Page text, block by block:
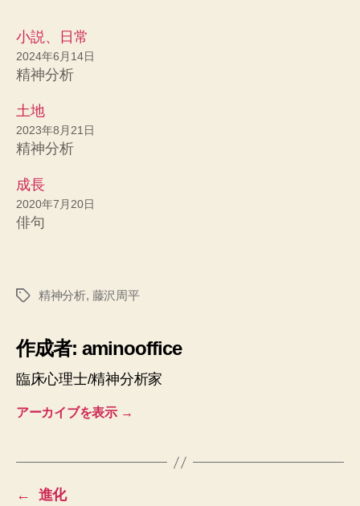
小説、日常
2024年6月14日
精神分析
土地
2023年8月21日
精神分析
成長
2020年7月20日
俳句
タ
精神分析, 藤沢周平
作成者: aminooffice
臨床心理士/精神分析家
アーカイブを表示 →
← 進化